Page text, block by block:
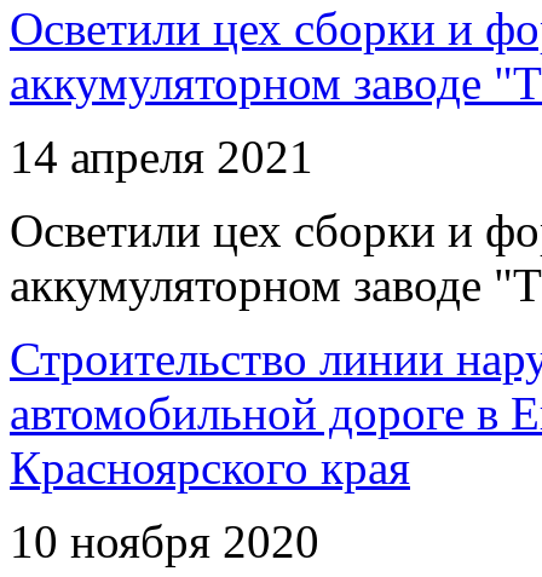
Осветили цех сборки и
аккумуляторном заводе
14 апреля 2021
Осветили цех сборки и
аккумуляторном заводе
Строительство линии
автомобильной дороге в
Красноярского края
10 ноября 2020